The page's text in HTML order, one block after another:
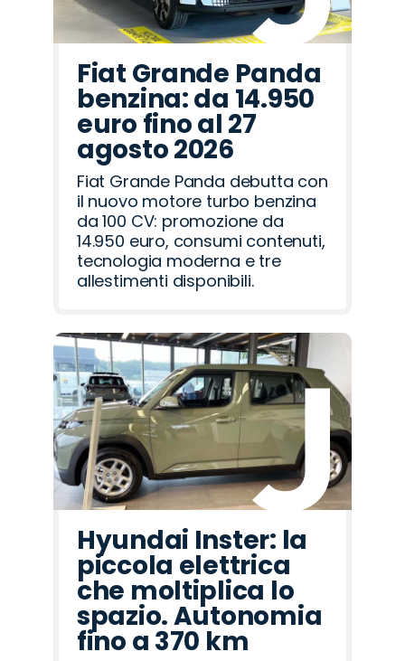
Fiat Grande Panda
benzina: da 14.950
euro fino al 27
agosto 2026
Fiat Grande Panda debutta con
il nuovo motore turbo benzina
da 100 CV: promozione da
14.950 euro, consumi contenuti,
tecnologia moderna e tre
allestimenti disponibili.
Hyundai Inster: la
piccola elettrica
che moltiplica lo
spazio. Autonomia
fino a 370 km